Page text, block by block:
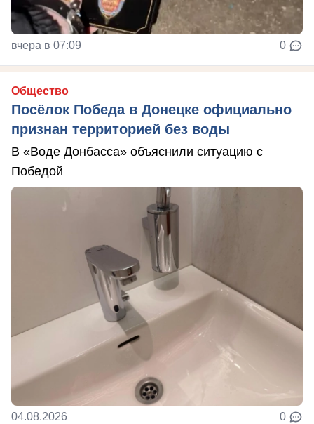
вчера в 07:09 0
Общество
Посёлок Победа в Донецке официально
признан территорией без воды
В «Воде Донбасса» объяснили ситуацию с
Победой
04.08.2026 0